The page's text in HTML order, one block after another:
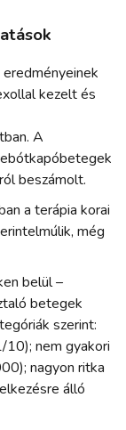
kezelt és
A
beszámolt.
a terápia korai
még
belül –
betegek
szerint:
nem gyakori
nagyon ritka
álló